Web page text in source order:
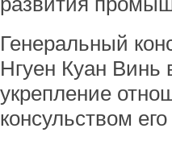
Генеральный
Нгуен Куан
укрепление
консульством